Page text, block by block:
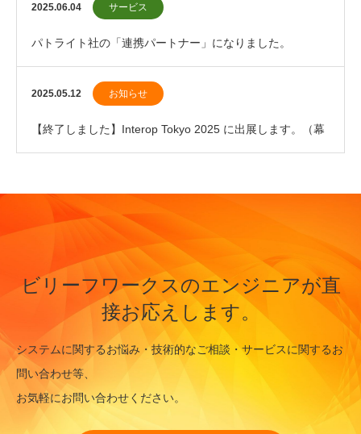
2025.06.04 サービス
パトライト社の「連携パートナー」になりました。
2025.05.12 お知らせ
【終了しました】Interop Tokyo 2025 に出展します。（幕
ビリーフワークスのエンジニアが直
接お応えします。
システムに関するお悩み・技術的なご相談・サービスに関するお
問い合わせ等、
お気軽にお問い合わせください。